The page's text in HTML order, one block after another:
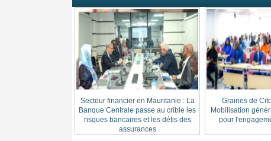
« Graines de
Mobilisation
pour
Secteur financier en Mauritanie : La
Banque Centrale passe au crible les
risques bancaires et les défis des
assurances